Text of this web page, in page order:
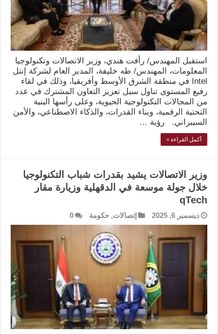
استقبل المهندس/ رأفت هندي، وزير الاتصالات وتكنولوجيا
المعلومات، المهندس/ طه خليفة، المدير العام لشركة إنتل
Intel في منطقة الشرق الأوسط وأفريقيا، وذلك في لقاء
رفيع المستوى تناول سبل تعزيز التعاون المشترك في عدد
من المجالات التكنولوجية الحيوية، وعلى رأسها البنية
التحتية الرقمية، وبناء القدرات، والذكاء الاصطناعي، والأمن
السيبراني. رؤية …
أكمل القراءة »
وزير الاتصالات يشيد بقدرات شباب التكنولوجيا
خلال جولة موسعة في الدقهلية وزيارة مقار
qTech
ديسمبر 6, 2025 إتصالات,حكومة 0